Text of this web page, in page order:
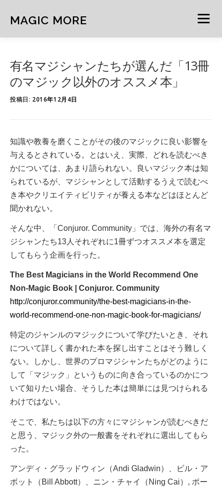
MAGIC MORE メニュー
有名マジシャンたちが選んだ「13冊
のマジック以外のオススメ本」
投稿日: 2016年12月4日
知識や教養を磨くことがその後のマジックに良い影響を
与えるとされている。とはいえ、実際、どれを読むべき
かについては、あまり語られない。良いマジック本は知
られているが、マジシャンとして活動するうえで読むべ
き本やクリエイティビリティが養える本などはほとんど
聞かれない。
そんな中、「Conjuror. Community」では、海外の有名マ
ジシャンたち13人それぞれに1冊ずつオススメ本を選定
してもらう企画を行った。
The Best Magicians in the World Recommend One
Non-Magic Book | Conjuror. Community
http://conjuror.community/the-best-magicians-in-the-
world-recommend-one-non-magic-book-for-magicians/
特定のジャンルのマジックについて学びたいとき、それ
について詳しく書かれた本を探し出すことはそう難しく
ない。しかし、世界のプロマジシャンたちがどのように
して「マジック」というものに向き合っているのかにつ
いて知りたい場合、そうした本は簡単には見つけられる
わけではない。
そこで、私たちは以下の方々にマジシャンが読むべきだ
と思う、マジック外の一般書をそれぞれに選出してもら
った。
アンディ・グラッドウィン（Andi Gladwin）、ビル・ア
ボット（ Bill Abbott）、ニン・チャイ（ Ning Cai）, ポー